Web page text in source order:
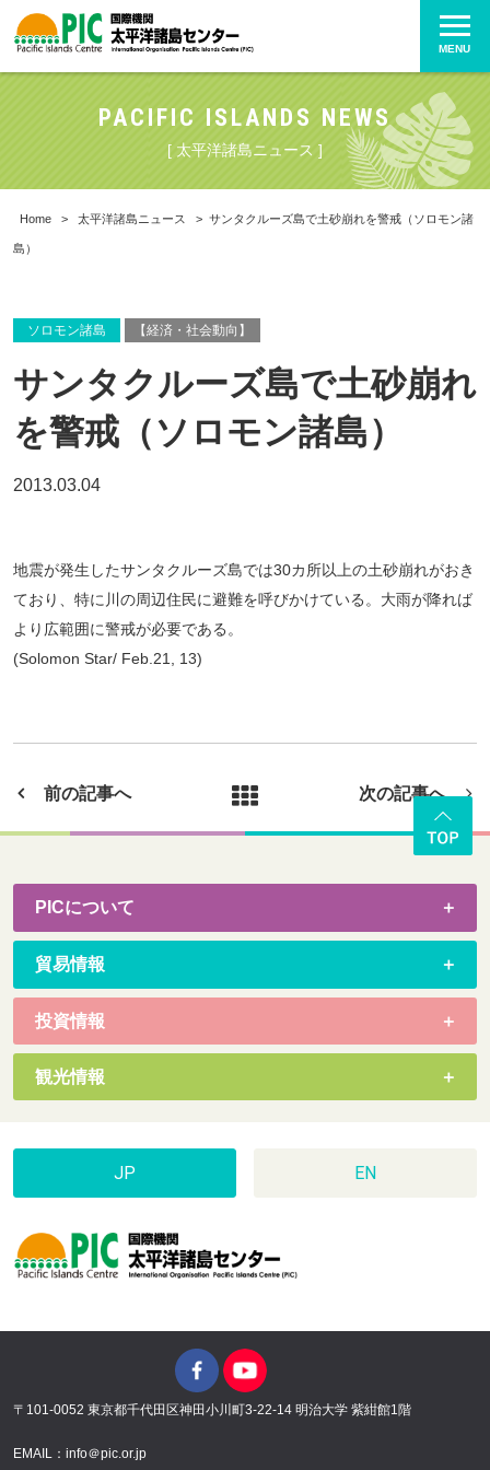
MENU
PACIFIC ISLANDS NEWS
[ 太平洋諸島ニュース ]
Home > 太平洋諸島ニュース > サンタクルーズ島で土砂崩れを警戒（ソロモン諸
島）
ソロモン諸島 【経済・社会動向】
サンタクルーズ島で土砂崩れ
を警戒（ソロモン諸島）
2013.03.04
地震が発生したサンタクルーズ島では30カ所以上の土砂崩れがおき
ており、特に川の周辺住民に避難を呼びかけている。大雨が降れば
より広範囲に警戒が必要である。
(Solomon Star/ Feb.21, 13)
前の記事へ 次の記事へ
PICについて
貿易情報
投資情報
観光情報
JP EN
〒101-0052 東京都千代田区神田小川町3-22-14 明治大学 紫紺館1階
EMAIL：info＠pic.or.jp